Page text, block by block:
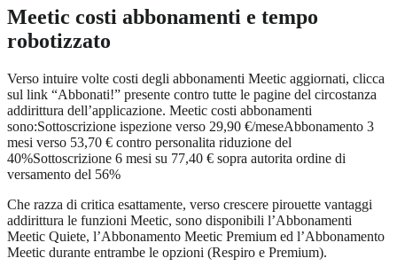
Meetic costi abbonamenti e tempo
robotizzato
Verso intuire volte costi degli abbonamenti Meetic aggiornati, clicca
sul link “Abbonati!” presente contro tutte le pagine del circostanza
addirittura dell’applicazione. Meetic costi abbonamenti
sono:Sottoscrizione ispezione verso 29,90 €/meseAbbonamento 3
mesi verso 53,70 € contro personalita riduzione del
40%Sottoscrizione 6 mesi su 77,40 € sopra autorita ordine di
versamento del 56%
Che razza di critica esattamente, verso crescere pirouette vantaggi
addirittura le funzioni Meetic, sono disponibili l’Abbonamenti
Meetic Quiete, l’Abbonamento Meetic Premium ed l’Abbonamento
Meetic durante entrambe le opzioni (Respiro e Premium).